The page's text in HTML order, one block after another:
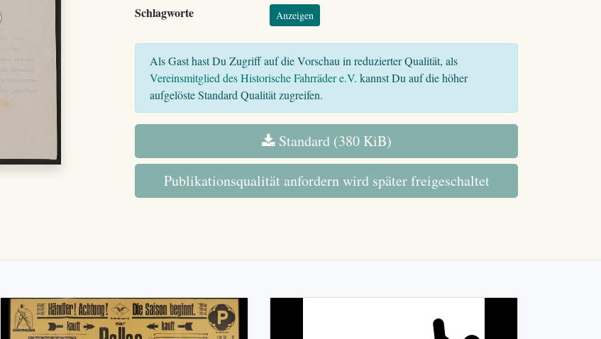
Schlagworte Anzeigen
Als Gast hast Du Zugriff auf die Vorschau in reduzierter Qualität, als
Vereinsmitglied des Historische Fahrräder e.V. kannst Du auf die höher
aufgelöste Standard Qualität zugreifen.
Standard (380 KiB)
Publikationsqualität anfordern wird später freigeschaltet